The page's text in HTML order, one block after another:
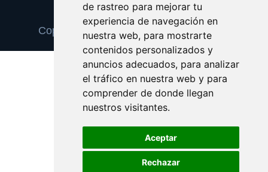
de rastreo para mejorar tu
experiencia de navegación en
nuestra web, para mostrarte
contenidos personalizados y
anuncios adecuados, para analizar
el tráfico en nuestra web y para
comprender de donde llegan
nuestros visitantes.
Aceptar
Rechazar
Update cookies preferences
Copyright © 2025 pinturaydecoracion.es